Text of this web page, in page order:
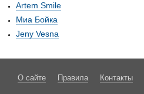
Artem Smile
Миа Бойка
Jeny Vesna
О сайте Правила Контакты